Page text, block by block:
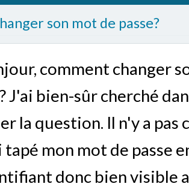
son mot de passe?
comment changer
J'ai bien-sûr cherché
la question. Il n'y a
tapé mon mot de passe
donc bien visible